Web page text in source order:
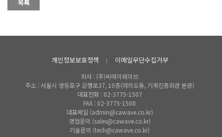
개인정보보호정책 이메일무단수집거부
회사 : (주)씨에이웨이브
주소 : 서울시 영등포구 은행로37, 10층(여의도동, 기계진흥회관 본관)
대표전화 : 02-3775-1507
FAX : 02-3775-1508
대표메일 (admin@cawave.co.kr)
영업문의 (sales@cawave.co.kr)
기술문의 (tech@cawave.co.kr)